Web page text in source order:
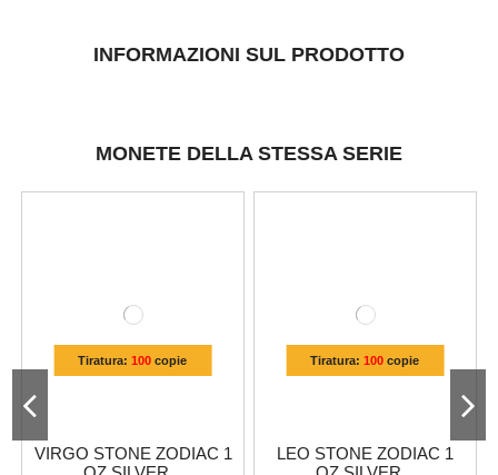
INFORMAZIONI SUL PRODOTTO
MONETE DELLA STESSA SERIE
Tiratura:100 copie
VIRGO STONE ZODIAC 1
Tiratura:100 copie
LEO STONE ZODIAC 1